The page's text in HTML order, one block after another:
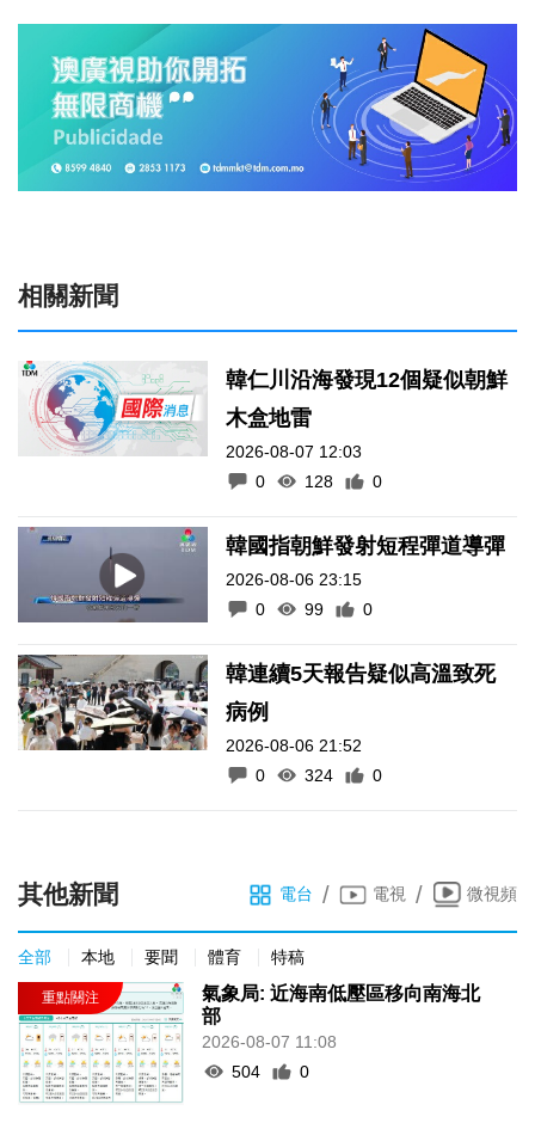
相關新聞
韓仁川沿海發現12個疑似朝鮮
木盒地雷
2026-08-07 12:03
0
128 0
韓國指朝鮮發射短程彈道導彈
2026-08-06 23:15
0
99 0
韓連續5天報告疑似高溫致死
病例
2026-08-06 21:52
0
324 0
其他新聞 電台 / 電視 / 微視頻
全部 本地 要聞 體育 特稿
氣象局: 近海南低壓區移向南海北
部
2026-08-07 11:08
504
0